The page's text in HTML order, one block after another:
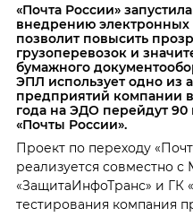
«Почта России»
внедрению электронных
позволит повысить
грузоперевозок и
бумажного
ЭПЛ использует одно из
предприятий компании
года на ЭДО перейдут
«Почты России».
Проект по переходу
реализуется совместно
«ЗащитаИнфоТранс» и ГК
тестирования компания